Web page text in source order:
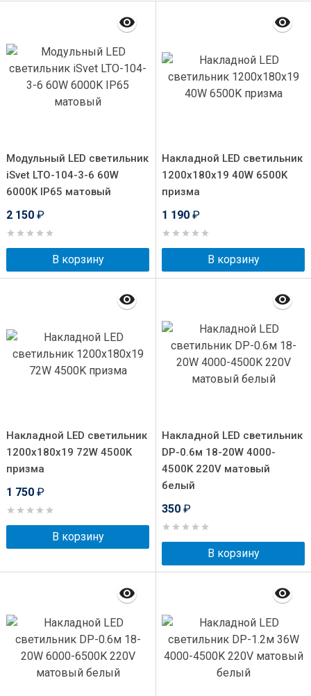
Модульный LED светильник
iSvet LTO-104-3-6 60W
6000K IP65 матовый
2 150 ₽
В корзину
Накладной LED светильник
1200x180x19 40W 6500K
призма
1 190 ₽
В корзину
Накладной LED светильник
1200x180x19 72W 4500K
призма
1 750 ₽
В корзину
Накладной LED светильник
DP-0.6м 18-20W 4000-
4500K 220V матовый
белый
350 ₽
В корзину